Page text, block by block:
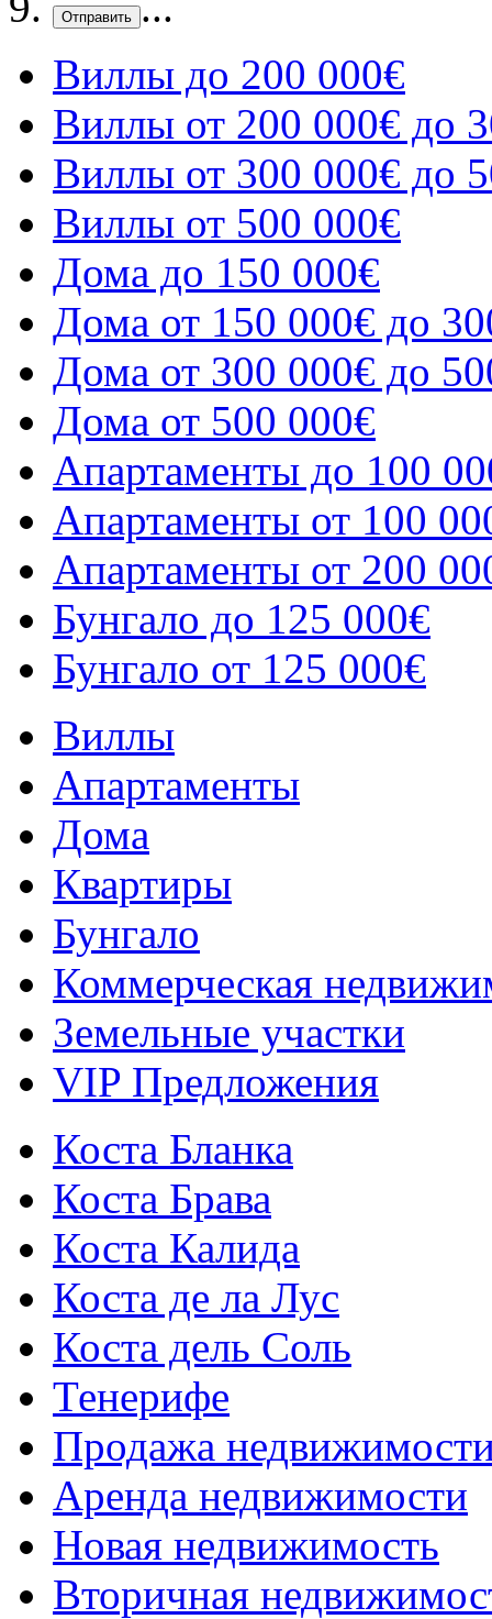
Отправить
Виллы до 200 000€
Виллы от 200 000€ до
Виллы от 300 000€ до
Виллы от 500 000€
Дома до 150 000€
Дома от 150 000€ до
Дома от 300 000€ до
Дома от 500 000€
Апартаменты до 100
Апартаменты от 100
Апартаменты от 200
Бунгало до 125 000€
Бунгало от 125 000€
Виллы
Апартаменты
Дома
Квартиры
Бунгало
Коммерческая
Земельные участки
VIP Предложения
Коста Бланка
Коста Брава
Коста Калида
Коста де ла Лус
Коста дель Соль
Тенерифе
Продажа
Аренда недвижимости
Новая недвижимость
Вторичная